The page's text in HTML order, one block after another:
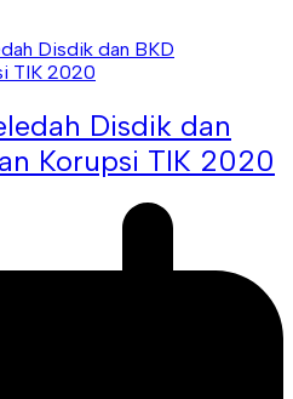
Disdik dan
Korupsi TIK 2020